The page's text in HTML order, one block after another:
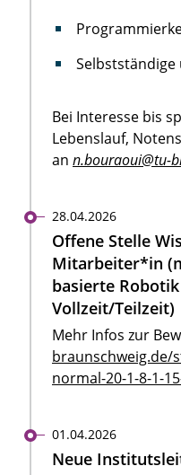
Selbstständige
Bei Interesse bis
Lebenslauf,
an n.bouraoui@tu-
28.04.2026
Offene Stelle
Mitarbeiter*in
basierte Robotik
Vollzeit/Teilzeit)
Mehr Infos zur
braunschweig.de/
normal-20-1-8-1-
01.04.2026
Neue